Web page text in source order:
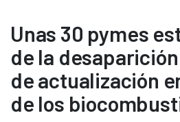
Unas 30 pymes
de la
de actualización
de los